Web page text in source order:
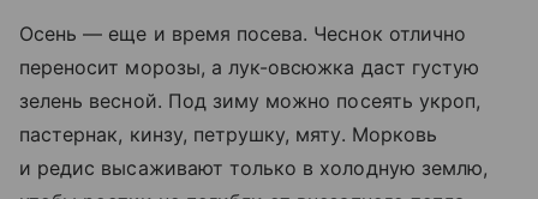
Осень — еще и время посева. Чеснок отлично
переносит морозы, а лук-овсюжка даст густую
зелень весной. Под зиму можно посеять укроп,
пастернак, кинзу, петрушку, мяту. Морковь
и редис высаживают только в холодную землю,